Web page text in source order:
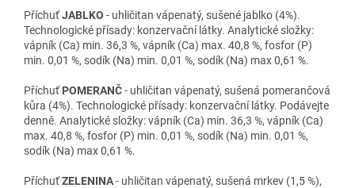
PříchuťJABLKO - uhličitan vápenatý, sušené jablko (4%).
Technologické přísady: konzervační látky. Analytické složky:
vápník (Ca) min. 36,3 %, vápník (Ca) max. 40,8 %, fosfor (P)
min. 0,01 %, sodík (Na) min. 0,01 %, sodík (Na) max 0,61 %.
Příchuť POMERANČ- uhličitan vápenatý, sušená pomerančová
kůra (4%). Technologické přísady: konzervační látky. Podávejte
denně. Analytické složky: vápník (Ca) min. 36,3 %, vápník (Ca)
max. 40,8 %, fosfor (P) min. 0,01 %, sodík (Na) min. 0,01 %,
sodík (Na) max 0,61 %.
PříchuťZELENINA- uhličitan vápenatý, sušená mrkev (1,5 %),